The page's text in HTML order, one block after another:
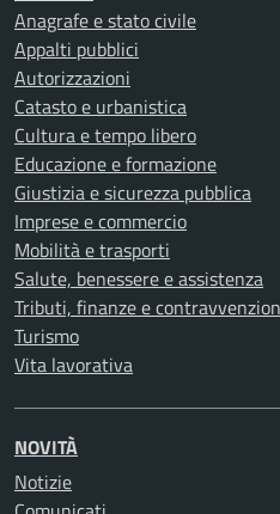
Anagrafe e stato civile
Appalti pubblici
Autorizzazioni
Catasto e urbanistica
Cultura e tempo libero
Educazione e formazione
Giustizia e sicurezza pubblica
Imprese e commercio
Mobilità e trasporti
Salute, benessere e assistenza
Tributi, finanze e
Turismo
Vita lavorativa
NOVITÀ
Notizie